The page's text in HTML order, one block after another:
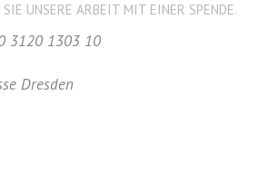
UNSERE ARBEIT MIT EINER SPENDE.
3120 1303 10
Dresden